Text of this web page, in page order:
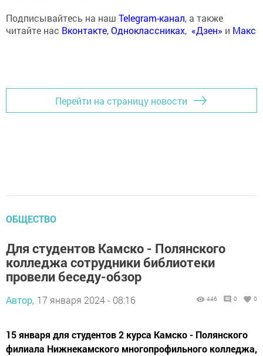
Подписывайтесь на наш Telegram-канал, а также
читайте нас Вконтакте,Одноклассниках, «Дзен» и Макс
Перейти на страницу новости
ОБЩЕСТВО
Для студентов Камско - Полянского
колледжа сотрудники библиотеки
провели беседу-обзор
Автор, 17 января 2024 - 08:16 446 0 0
15 января для студентов 2 курса Камско - Полянского
филиала Нижнекамского многопрофильного колледжа,